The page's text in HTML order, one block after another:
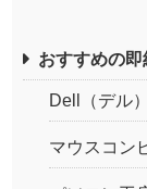
おすすめの
Dell（デル
マウスコン